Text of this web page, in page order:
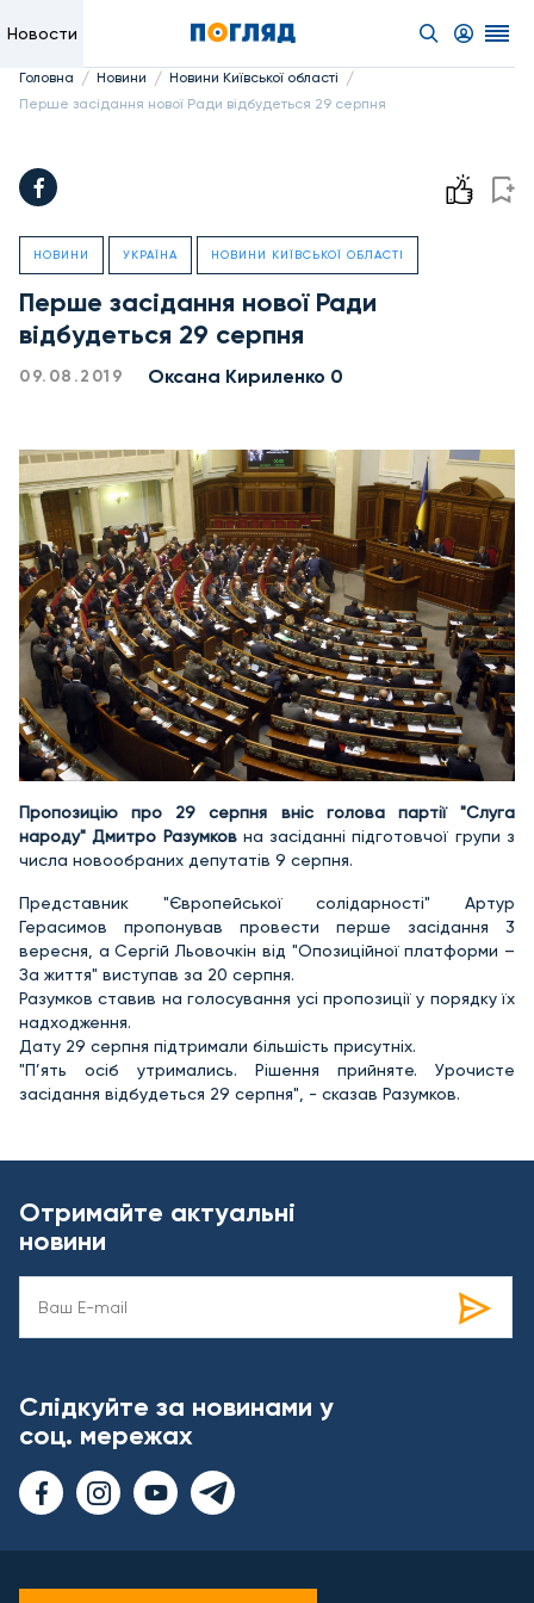
Новости
Головна / Новини / Новини Київської області /
Перше засідання нової Ради відбудеться 29 серпня
НОВИНИ УКРАЇНА НОВИНИ КИЇВСЬКОЇ ОБЛАСТІ
Перше засідання нової Ради
відбудеться 29 серпня
09.08.2019 Оксана Кириленко 0
Пропозицію про 29 серпня вніс голова партії "Слуга
народу" Дмитро Разумковна засіданні підготовчої групи з
числа новообраних депутатів 9 серпня.
Представник "Європейської солідарності" Артур
Герасимов пропонував провести перше засідання 3
вересня, а Сергій Льовочкін від "Опозиційної платформи –
За життя" виступав за 20 серпня.
Разумков ставив на голосування усі пропозиції у порядку їх
надходження.
Дату 29 серпня підтримали більшість присутніх.
"П’ять осіб утримались. Рішення прийняте. Урочисте
засідання відбудеться 29 серпня", - сказав Разумков.
Отримайте актуальні
новини
Слідкуйте за новинами у
соц. мережах